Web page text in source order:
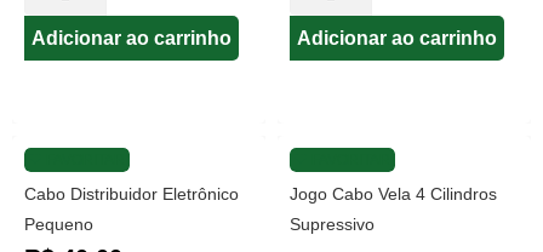
Adicionar ao carrinho Adicionar ao carrinho
Cabo Distribuidor Eletrônico
Pequeno
Jogo Cabo Vela 4 Cilindros
Supressivo